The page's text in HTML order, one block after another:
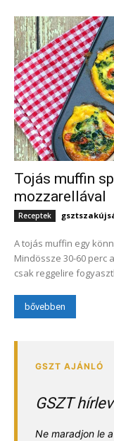
Tojás muffin
mozzarellával
Receptek
A tojás muffin egy
Mindössze 30-60 perc
csak reggelire
bővebben
GSZT
Ne maradjon le